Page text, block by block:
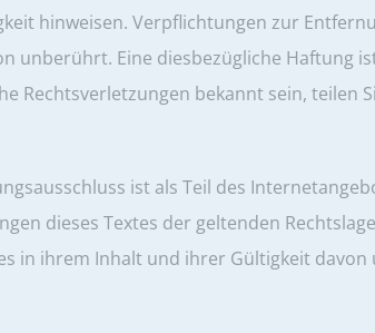
hinweisen. Verpflichtungen zur
unberührt. Eine diesbezügliche Haftung
Rechtsverletzungen bekannt sein, teilen
ist als Teil des
dieses Textes der geltenden
in ihrem Inhalt und ihrer Gültigkeit